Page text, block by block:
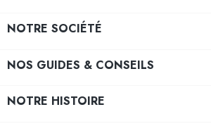
NOTRE SOCIÉTÉ
NOS GUIDES & CONSEILS
NOTRE HISTOIRE